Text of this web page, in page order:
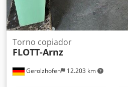
Gerolzhofen 12.203 km
Torno copiador
FLOTT-Arnz